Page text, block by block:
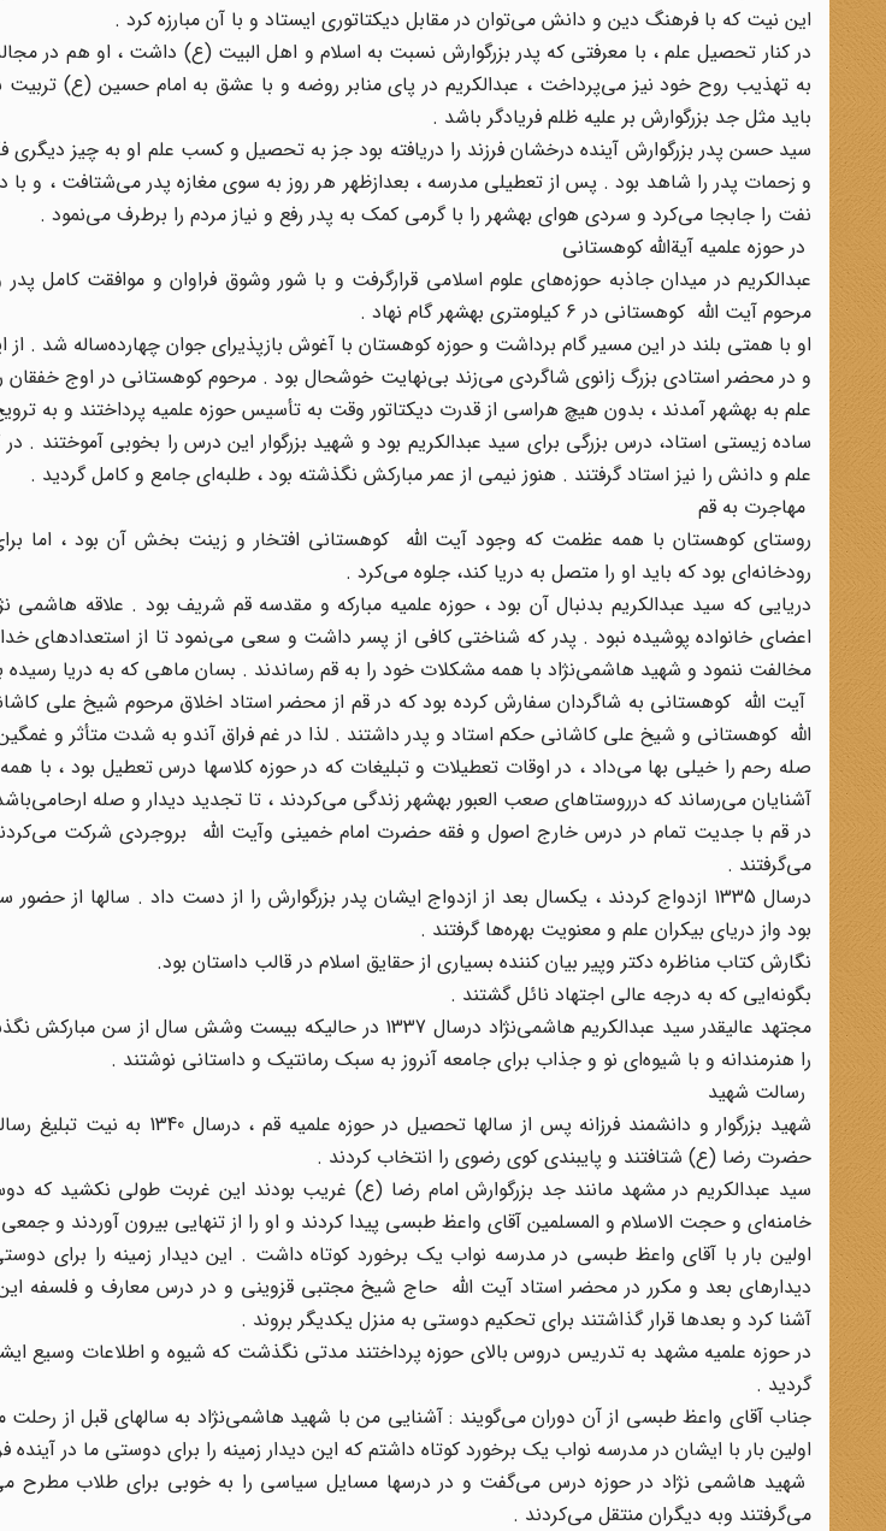
این نیت که با فرهنگ دین و دانش می‌توان در مقابل دیکتاتوری ایستاد و با آن مبارزه کرد .
در کنار تحصیل علم ، با معرفتی که پدر بزرگوارش نسبت به اسلام و اهل البیت (ع) داشت ، او هم در
به تهذیب روح خود نیز می‌پرداخت ، عبدالکریم در پای منابر روضه و با عشق به امام حسین (ع)
باید مثل جد بزرگوارش بر علیه ظلم فریادگر باشد .
سید حسن پدر بزرگوارش آینده درخشان فرزند را دریافته بود جز به تحصیل و کسب علم او به چیز دیگری
و زحمات پدر را شاهد بود . پس از تعطیلی مدرسه ، بعدازظهر هر روز به سوی مغازه پدر می‌شتافت ، و
نفت را جابجا می‌کرد و سردی هوای بهشهر را با گرمی کمک به پدر رفع و نیاز مردم را برطرف می‌نمود .
در حوزه علمیه آیةالله کوهستانی
عبدالکریم در میدان جاذبه حوزه‌های علوم اسلامی قرارگرفت و با شور وشوق فراوان و موافقت کامل
مرحوم آیت الله کوهستانی در 6 کیلومتری بهشهر گام نهاد .
او با همتی بلند در این مسیر گام برداشت و حوزه کوهستان با آغوش بازپذیرای جوان چهارده‌ساله شد . از
و در محضر استادی بزرگ زانوی شاگردی می‌زند بی‌نهایت خوشحال بود . مرحوم کوهستانی در اوج خفقان
علم به بهشهر آمدند ، بدون هیچ هراسی از قدرت دیکتاتور وقت به تأسیس حوزه علمیه پرداختند و به
ساده زیستی استاد، درس بزرگی برای سید عبدالکریم بود و شهید بزرگوار این درس را بخوبی آموختند . در
علم و دانش را نیز استاد گرفتند . هنوز نیمی از عمر مبارکش نگذشته بود ، طلبه‌ای جامع و کامل گردید .
مهاجرت به قم
روستای کوهستان با همه عظمت که وجود آیت الله کوهستانی افتخار و زینت بخش آن بود ، اما
رودخانه‌ای بود که باید او را متصل به دریا کند، جلوه می‌کرد .
دریایی که سید عبدالکریم بدنبال آن بود ، حوزه علمیه مبارکه و مقدسه قم شریف بود . علاقه هاشمی
اعضای خانواده پوشیده نبود . پدر که شناختی کافی از پسر داشت و سعی می‌نمود تا از استعداد‌های
مخالفت ننمود و شهید هاشمی‌نژاد با همه مشکلات خود را به قم رساندند . بسان ماهی که به دریا
آیت الله کوهستانی به شاگردان سفارش کرده بود که در قم از محضر استاد اخلاق مرحوم شیخ علی
الله کوهستانی و شیخ علی کاشانی حکم استاد و پدر داشتند . لذا در غم فراق آندو به شدت متأثر و
صله رحم را خیلی بها می‌داد ، در اوقات تعطیلات و تبلیغات که در حوزه کلاسها درس تعطیل بود ، با
آشنایان می‌رساند که درروستاهای صعب العبور بهشهر زندگی می‌کردند ، تا تجدید دیدار و صله
در قم با جدیت تمام در درس خارج اصول و فقه حضرت امام خمینی وآیت الله بروجردی شرکت می‌کردند
می‌گرفتند .
درسال 1335 ازدواج کردند ، یکسال بعد از ازدواج ایشان پدر بزرگوارش را از دست داد . سالها از
بود واز دریای بیکران علم و معنویت بهره‌ها گرفتند .
نگارش کتاب مناظره دکتر وپیر بیان کننده بسیاری از حقایق اسلام در قالب داستان بود.
بگونه‌ایی که به درجه عالی اجتهاد نائل گشتند .
مجتهد عالیقدر سید عبدالکریم هاشمی‌نژاد درسال 1337 در حالیکه بیست
را هنرمندانه و با شیوه‌ای نو و جذاب برای جامعه آنروز به سبک رمانتیک و داستانی نوشتند .
رسالت شهید
شهید بزرگوار و دانشمند فرزانه پس از
حضرت رضا (ع) شتافتند و پایبندی کوی رضوی را انتخاب کردند .
سید عبدالکریم در مشهد مانند جد بزرگوارش امام رضا (ع) غریب بودند این غربت طولی نکشید که
خامنه‌ای و حجت الاسلام و المسلمین آقای واعظ طبسی پیدا کردند و او را از تنهایی بیرون آوردند و
اولین بار با آقای واعظ طبسی در مدرسه نواب یک برخورد کوتاه داشت . این دیدار زمینه را برای
دیدارهای بعد و مکرر در محضر استاد آیت الله حاج شیخ مجتبی قزوینی و در درس معارف و فلسفه
آشنا کرد و بعدها قرار گذاشتند برای تحکیم دوستی به منزل یکدیگر بروند .
در حوزه علمیه مشهد به تدریس دروس بالای حوزه پرداختند مدتی نگذشت که شیوه و اطلاعات وسیع
گردید .
جناب آقای واعظ طبسی از آن دوران می‌گویند : آشنایی من با شهید هاشمی‌نژاد به سالهای قبل از رحلت
اولین بار با ایشان در مدرسه نواب یک برخورد کوتاه داشتم که این دیدار زمینه را برای دوستی ما در آینده
شهید هاشمی نژاد در حوزه درس می‌گفت و در درسها مسایل سیاسی را به خوبی برای طلاب مطرح
می‌گرفتند وبه دیگران منتقل می‌کردند .